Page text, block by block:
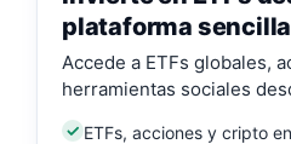
plataforma
Accede a ETFs globales,
herramientas sociales
ETFs, acciones y cripto